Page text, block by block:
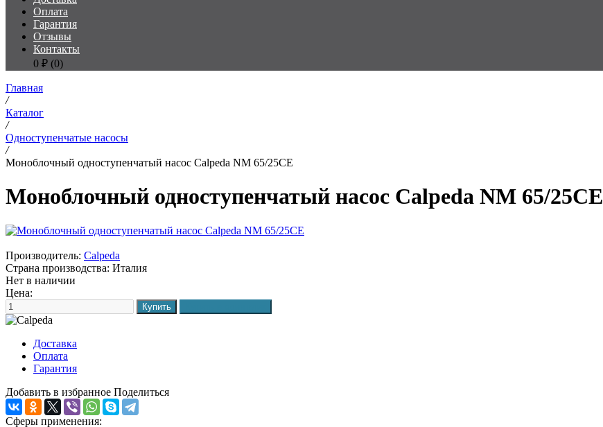
Оплата
Гарантия
Отзывы
Контакты
0 ₽ (0)
Главная
/
Каталог
/
Одноступенчатые насосы
/
Моноблочный одноступенчатый насос Calpeda NM 65/25CE
Моноблочный одноступенчатый насос Calpeda NM 65/25CE
Производитель: Calpeda
Страна производства: Италия
Нет в наличии
Цена:
Доставка
Оплата
Гарантия
Добавить в избранное Поделиться
Сферы применения: